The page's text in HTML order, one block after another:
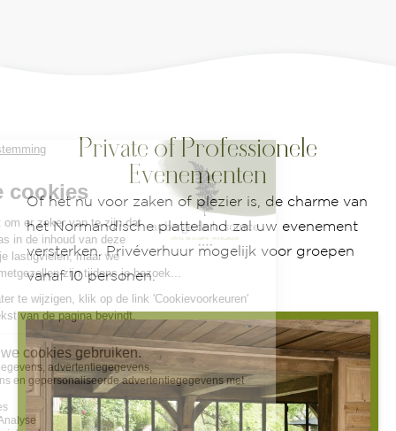
Private of Professionele
Evenementen
Of het nu voor zaken of plezier is, de charme van
het Normandische platteland zal uw evenement
versterken. Privéverhuur mogelijk voor groepen
vanaf 10 personen.